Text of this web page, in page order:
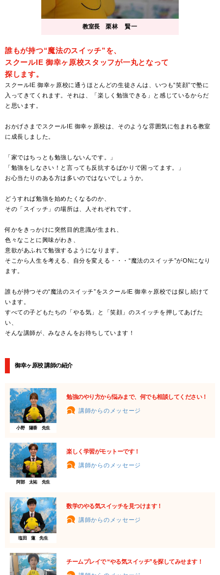
教室長 栗林 賢一
誰もが持つ“魔法のスイッチ”を、
スクールIE 御幸ヶ原校スタッフが一丸となって
探します。
スクールIE 御幸ヶ原校に通うほとんどの生徒さんは、いつも“笑顔”で塾に
入ってきてくれます。それは、「楽しく勉強できる」と感じているからだ
と思います。
おかげさまでスクールIE 御幸ヶ原校は、そのような雰囲気に包まれる教室
に成長しました。
「家ではちっとも勉強しないんです。」
「勉強をしなさい！と言っても反抗するばかりで困ってます。」
お心当たりのある方は多いのではないでしょうか。
どうすれば勉強を始めたくなるのか、
その「スイッチ」の場所は、人それぞれです。
何かをきっかけに突然目的意識が生まれ、
色々なことに興味がわき、
意欲があふれて勉強するようになります。
そこから人生を考える、自分を変える・・・“魔法のスイッチ”がONになり
ます。
誰もが持つその“魔法のスイッチ”をスクールIE 御幸ヶ原校では探し続けて
います。
すべての子どもたちの「やる気」と「笑顔」のスイッチを押してあげた
い、
そんな講師が、みなさんをお待ちしています！
御幸ヶ原校 講師の紹介
小野 陽香 先生
勉強のやり方から悩みまで、何でも相談してください！
講師からのメッセージ
阿部 太祐 先生
楽しく学習がモットーです！
講師からのメッセージ
塩田 蓮 先生
数学のやる気スイッチを見つけます！
講師からのメッセージ
チームプレイで “やる気スイッチ”を探してみせます！